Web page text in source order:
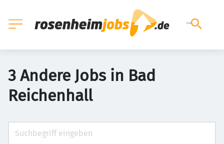
3 Andere Jobs in Bad
Reichenhall